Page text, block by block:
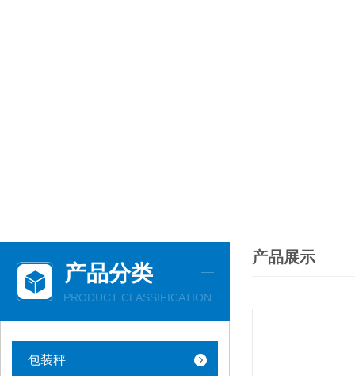
产品分类
PRODUCT CLASSIFICATION
包装秤
产品展示